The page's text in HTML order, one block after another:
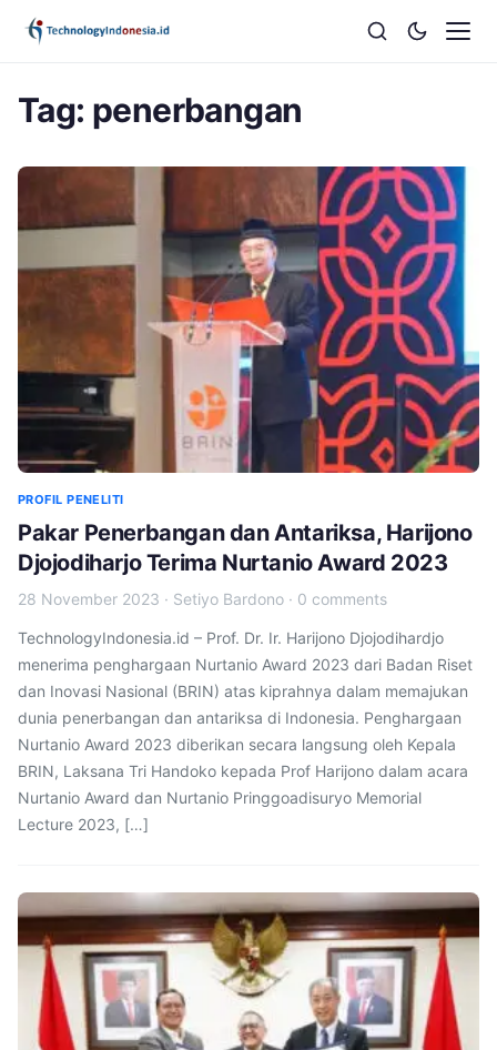
Tag: penerbangan
PROFIL PENELITI
Pakar Penerbangan dan Antariksa, Harijono
Djojodiharjo Terima Nurtanio Award 2023
28 November 2023 · Setiyo Bardono · 0 comments
TechnologyIndonesia.id – Prof. Dr. Ir. Harijono Djojodihardjo
menerima penghargaan Nurtanio Award 2023 dari Badan Riset
dan Inovasi Nasional (BRIN) atas kiprahnya dalam memajukan
dunia penerbangan dan antariksa di Indonesia. Penghargaan
Nurtanio Award 2023 diberikan secara langsung oleh Kepala
BRIN, Laksana Tri Handoko kepada Prof Harijono dalam acara
Nurtanio Award dan Nurtanio Pringgoadisuryo Memorial
Lecture 2023, […]